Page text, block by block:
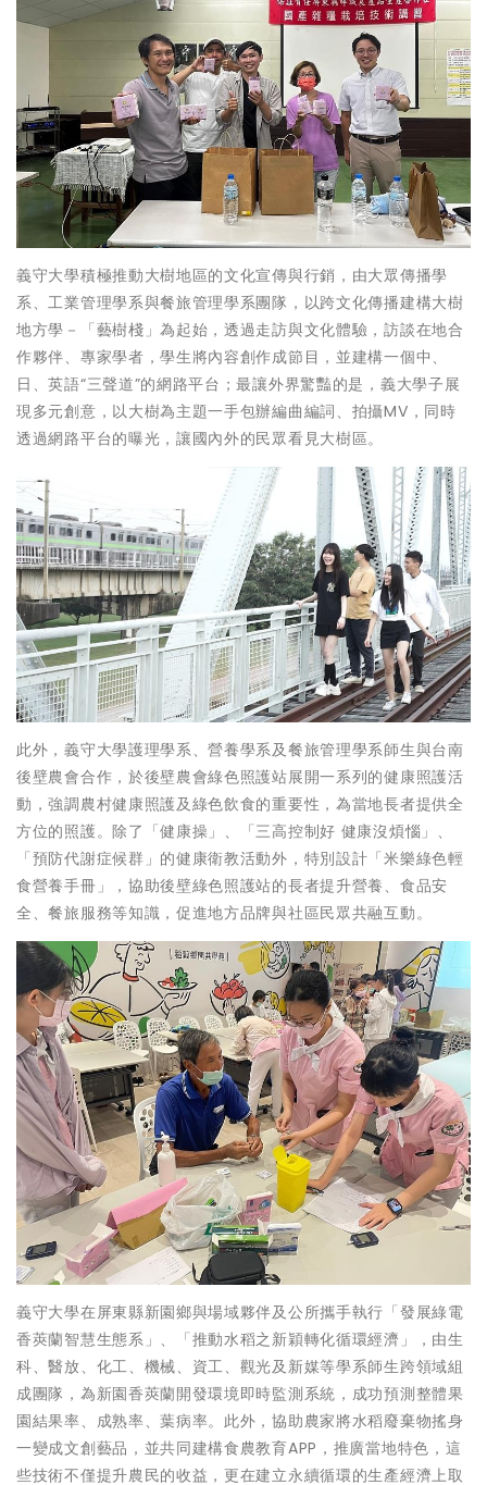
義守大學積極推動大樹地區的文化宣傳與行銷，由大眾傳播學
系、工業管理學系與餐旅管理學系團隊，以跨文化傳播建構大樹
地方學－「藝樹棧」為起始，透過走訪與文化體驗，訪談在地合
作夥伴、專家學者，學生將內容創作成節目，並建構一個中、
日、英語“三聲道”的網路平台；最讓外界驚豔的是，義大學子展
現多元創意，以大樹為主題一手包辦編曲編詞、拍攝MV，同時
透過網路平台的曝光，讓國內外的民眾看見大樹區。
此外，義守大學護理學系、營養學系及餐旅管理學系師生與台南
後壁農會合作，於後壁農會綠色照護站展開一系列的健康照護活
動，強調農村健康照護及綠色飲食的重要性，為當地長者提供全
方位的照護。除了「健康操」、「三高控制好 健康沒煩惱」、
「預防代謝症候群」的健康衛教活動外，特別設計「米樂綠色輕
食營養手冊」，協助後壁綠色照護站的長者提升營養、食品安
全、餐旅服務等知識，促進地方品牌與社區民眾共融互動。
義守大學在屏東縣新園鄉與場域夥伴及公所攜手執行「發展綠電
香莢蘭智慧生態系」、「推動水稻之新穎轉化循環經濟」，由生
科、醫放、化工、機械、資工、觀光及新媒等學系師生跨領域組
成團隊，為新園香莢蘭開發環境即時監測系統，成功預測整體果
園結果率、成熟率、葉病率。此外，協助農家將水稻廢棄物搖身
一變成文創藝品，並共同建構食農教育APP，推廣當地特色，這
些技術不僅提升農民的收益，更在建立永續循環的生產經濟上取